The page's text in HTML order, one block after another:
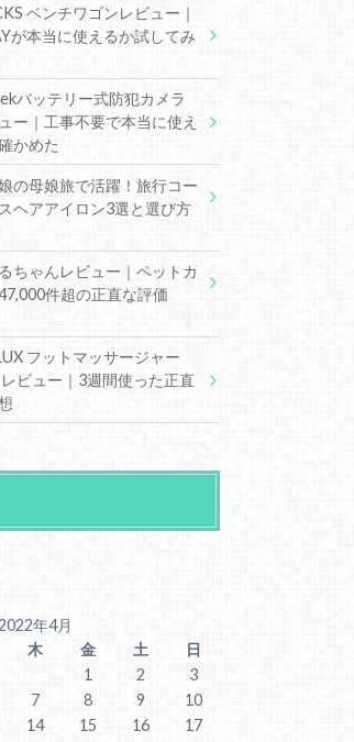
ベンチワゴンレビュー｜
が本当に使えるか試してみ
バッテリー式防犯カメラ
ー｜工事不要で本当に使え
かめた
の母娘旅で活躍！旅行コー
ヘアアイロン3選と選び方
ちゃんレビュー｜ペットカ
件超の正直な評価
フットマッサージャー
レビュー｜3週間使った正直
年4月
木 金 土
日
1
2
3
7 8 9
10
14 15 16
17